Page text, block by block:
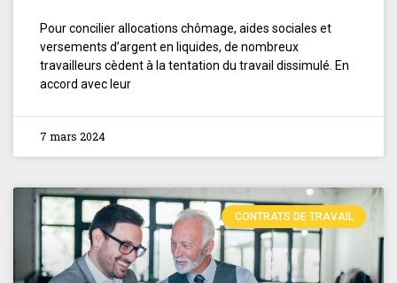
Pour concilier allocations chômage, aides sociales et
versements d’argent en liquides, de nombreux
travailleurs cèdent à la tentation du travail dissimulé. En
accord avec leur
7 mars 2024
CONTRATS DE TRAVAIL